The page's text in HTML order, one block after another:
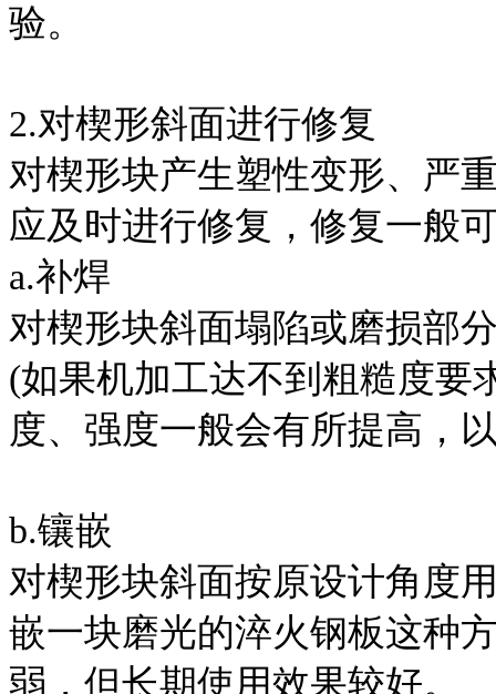
验。
2.对楔形斜面进行修复
对楔形块产生塑性变形、严
应及时进行修复，修复一般
a.补焊
对楔形块斜面塌陷或磨损部
(如果机加工达不到粗糙度要
度、强度一般会有所提高，
b.镶嵌
对楔形块斜面按原设计角度
嵌一块磨光的淬火钢板这种
弱，但长期使用效果较好。